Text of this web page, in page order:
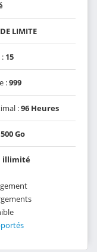
LIMITE
15
:999
:96 Heures
500 Go
illimité